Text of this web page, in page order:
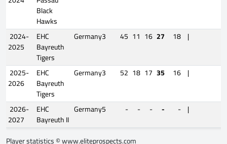
Black
Hawks
2024-
2025
EHC
Bayreuth
Tigers
Germany3 45 11 16 27 18 |
2025-
2026
EHC
Bayreuth
Tigers
Germany3 52 18 17 35 16 |
2026-
2027
EHC
Bayreuth II
Germany5 - - - - - |
Player statistics ©www.eliteprospects.com